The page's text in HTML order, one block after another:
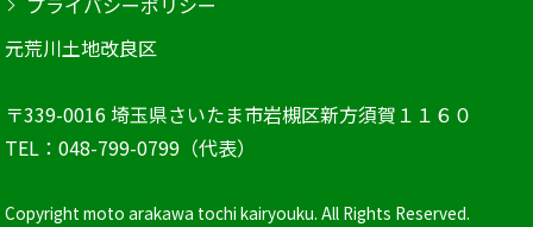
元荒川土地改良区
〒339-0016 埼玉県さいたま市岩槻区新方須賀１１６０
TEL：048-799-0799（代表）
Copyright moto arakawa tochi kairyouku. All Rights Reserved.